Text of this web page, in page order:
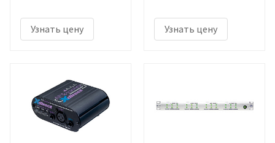
Узнать цену Узнать цену